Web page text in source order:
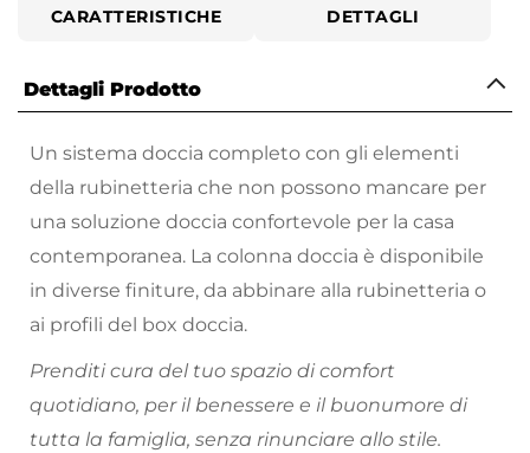
CARATTERISTICHE DETTAGLI
Dettagli Prodotto
Un sistema doccia completo con gli elementi
della rubinetteria che non possono mancare per
una soluzione doccia confortevole per la casa
contemporanea. La colonna doccia è disponibile
in diverse finiture, da abbinare alla rubinetteria o
ai profili del box doccia.
Prenditi cura del tuo spazio di comfort
quotidiano, per il benessere e il buonumore di
tutta la famiglia, senza rinunciare allo stile.